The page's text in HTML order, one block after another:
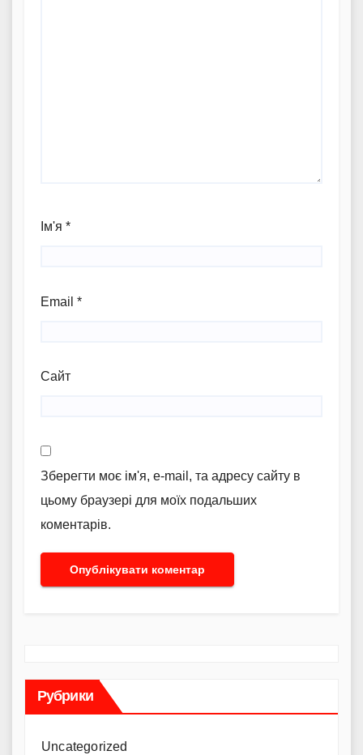
Ім'я *
Email *
Сайт
Зберегти моє ім'я, e-mail, та адресу сайту в
цьому браузері для моїх подальших
коментарів.
Рубрики
Uncategorized